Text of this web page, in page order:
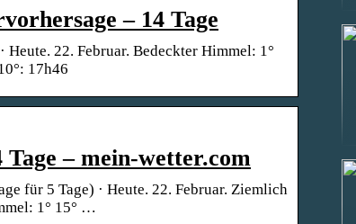
– 14 Tage
22. Februar. Bedeckter Himmel: 1°
17h46
– mein-wetter.com
für 5 Tage) · Heute. 22. Februar. Ziemlich
1° 15° …